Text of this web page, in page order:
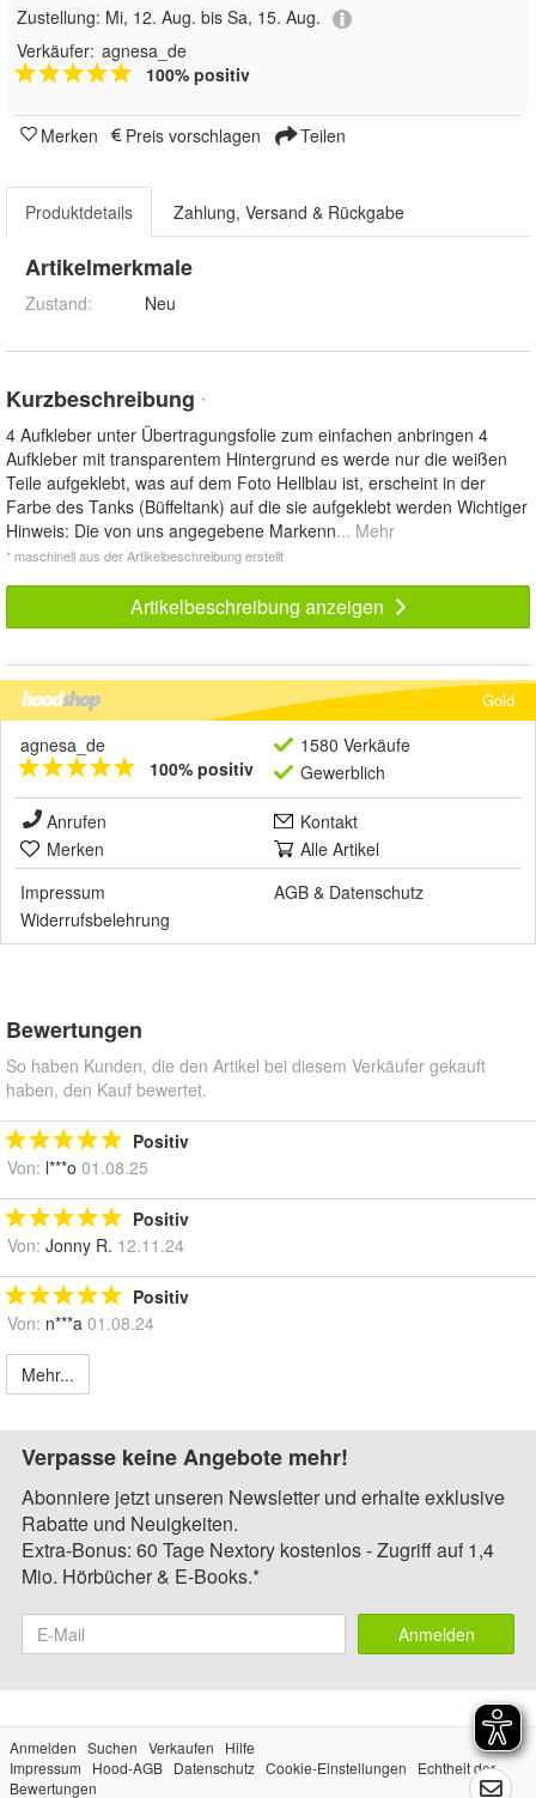
Zustellung: Mi, 12. Aug. bis Sa, 15. Aug.
Verkäufer: agnesa_de
100% positiv
Merken Preis vorschlagen Teilen
Produktdetails Zahlung, Versand & Rückgabe
Artikelmerkmale
Zustand: Neu
Kurzbeschreibung *
4 Aufkleber unter Übertragungsfolie zum einfachen anbringen 4
Aufkleber mit transparentem Hintergrund es werde nur die weißen
Teile aufgeklebt, was auf dem Foto Hellblau ist, erscheint in der
Farbe des Tanks (Büffeltank) auf die sie aufgeklebt werden Wichtiger
Hinweis: Die von uns angegebene Markenn... Mehr
* maschinell aus der Artikelbeschreibung erstellt
Artikelbeschreibung anzeigen
Gold
agnesa_de
100% positiv
1580 Verkäufe
Gewerblich
Anrufen
Kontakt
Merken
Alle Artikel
Impressum
AGB & Datenschutz
Widerrufsbelehrung
Bewertungen
So haben Kunden, die den Artikel bei diesem Verkäufer gekauft
haben, den Kauf bewertet.
Positiv
Von: l***o 01.08.25
Positiv
Von: Jonny R. 12.11.24
Positiv
Von: n***a 01.08.24
Mehr...
Verpasse keine Angebote mehr!
Abonniere jetzt unseren Newsletter und erhalte exklusive
Rabatte und Neuigkeiten.
Extra-Bonus: 60 Tage Nextory kostenlos - Zugriff auf 1,4
Mio. Hörbücher & E-Books.*
Anmelden
Anmelden Suchen Verkaufen
Hilfe
Impressum
Hood-AGB Datenschutz Cookie-Einstellungen
Echtheit der
Bewertungen